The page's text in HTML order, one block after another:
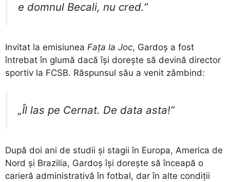
e domnul Becali, nu cred.”
Invitat la emisiunea Fața la Joc, Gardoș a fost
întrebat în glumă dacă își dorește să devină director
sportiv la FCSB. Răspunsul său a venit zâmbind:
„Îl las pe Cernat. De data asta!”
După doi ani de studii și stagii în Europa, America de
Nord și Brazilia, Gardoș își dorește să înceapă o
carieră administrativă în fotbal, dar în alte condiții